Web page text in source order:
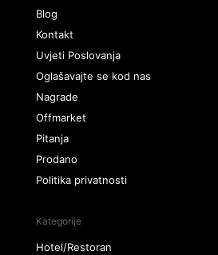
Blog
Kontakt
Uvjeti Poslovanja
Oglašavajte se kod nas
Nagrade
Offmarket
Pitanja
Prodano
Politika privatnosti
Kategorije
Hotel/Restoran